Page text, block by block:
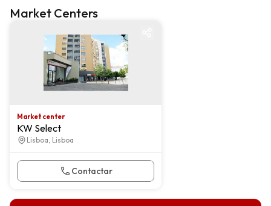
Market Centers
Market center
KW Select
Lisboa, Lisboa
Contactar